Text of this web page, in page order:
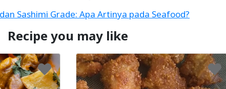
Sashimi Grade: Apa Artinya pada Seafood?
Recipe you may like